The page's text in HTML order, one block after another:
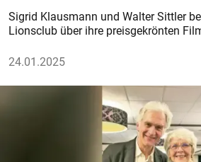
Sigrid Klausmann und Walter Sittler
Lionsclub über ihre preisgekrönten
24.01.2025